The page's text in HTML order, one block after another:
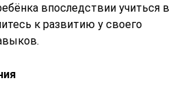
впоследствии учиться в
к развитию у своего